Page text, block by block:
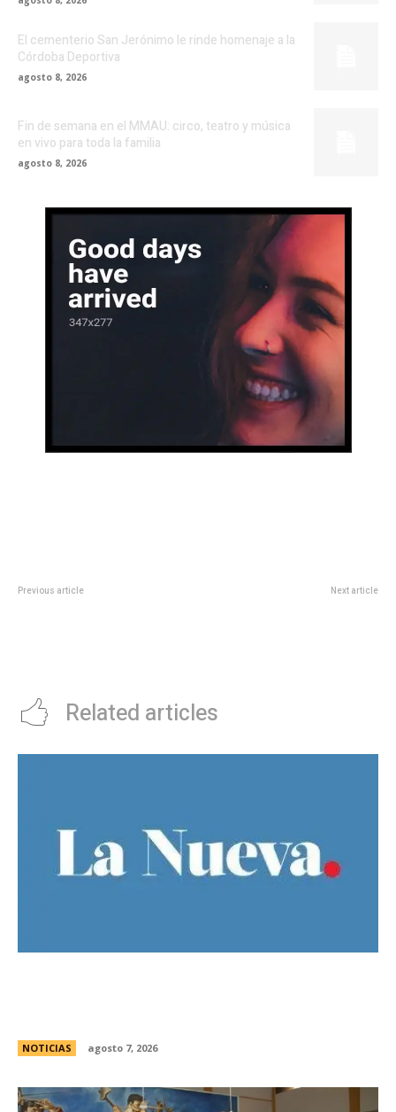
El cementerio San Jerónimo le rinde homenaje a la
Córdoba Deportiva
agosto 8, 2026
Fin de semana en el MMAU: circo, teatro y música
en vivo para toda la familia
agosto 8, 2026
Previous article Next article
Related articles
NOTICIAS agosto 7, 2026